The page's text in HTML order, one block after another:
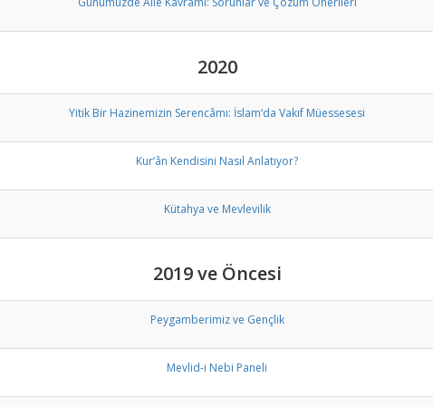
2020
Yitik Bir Hazinemizin Serencâmı: İslam‘da Vakıf Müessesesi
Kur‘ân Kendisini Nasıl Anlatıyor?
Kütahya ve Mevlevilik
2019 ve Öncesi
Peygamberimiz ve Gençlik
Mevlid-i Nebi Paneli